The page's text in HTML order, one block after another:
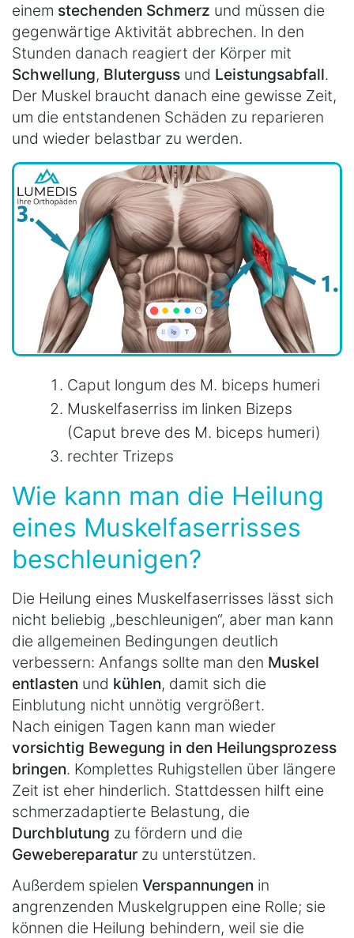
einem stechenden Schmerz und müssen die
gegenwärtige Aktivität abbrechen. In den
Stunden danach reagiert der Körper mit
Schwellung, Bluterguss und Leistungsabfall.
Der Muskel braucht danach eine gewisse Zeit,
um die entstandenen Schäden zu reparieren
und wieder belastbar zu werden.
Caput longum des M. biceps humeri
Muskelfaserriss im linken Bizeps
(Caput breve des M. biceps humeri)
rechter Trizeps
Wie kann man die Heilung
eines Muskelfaserrisses
beschleunigen?
Die Heilung eines Muskelfaserrisses lässt sich
nicht beliebig „beschleunigen“, aber man kann
die allgemeinen Bedingungen deutlich
verbessern: Anfangs sollte man den Muskel
entlasten und kühlen, damit sich die
Einblutung nicht unnötig vergrößert.
Nach einigen Tagen kann man wieder
vorsichtig Bewegung in den Heilungsprozess
bringen. Komplettes Ruhigstellen über längere
Zeit ist eher hinderlich. Stattdessen hilft eine
schmerzadaptierte Belastung, die
Durchblutung zu fördern und die
Gewebereparatur zu unterstützen.
Außerdem spielen Verspannungen in
angrenzenden Muskelgruppen eine Rolle; sie
können die Heilung behindern, weil sie die